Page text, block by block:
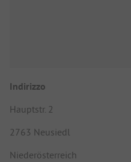
Indirizzo
Hauptstr. 2
2763 Neusiedl
Niederösterreich